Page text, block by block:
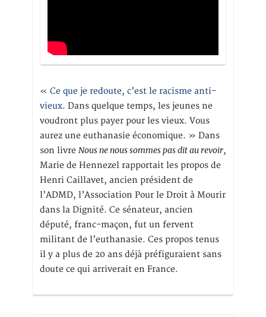
« Ce que je redoute, c’est le racisme anti-
vieux. Dans quelque temps, les jeunes ne
voudront plus payer pour les vieux. Vous
aurez une euthanasie économique. » Dans
son livre Nous ne nous sommes pas dit au revoir,
Marie de Hennezel rapportait les propos de
Henri Caillavet, ancien président de
l’ADMD, l’Association Pour le Droit à Mourir
dans la Dignité. Ce sénateur, ancien
député, franc-maçon, fut un fervent
militant de l’euthanasie. Ces propos tenus
il y a plus de 20 ans déjà préfiguraient sans
doute ce qui arriverait en France.